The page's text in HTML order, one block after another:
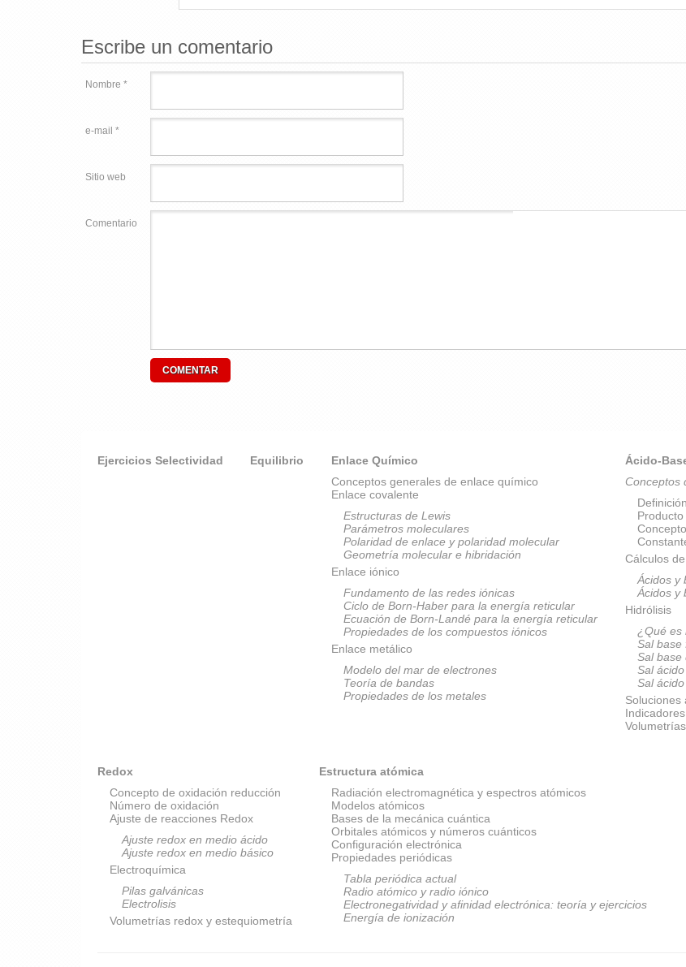
Escribe un comentario
Nombre *
e-mail *
Sitio web
Comentario
Ejercicios Selectividad Equilibrio
Enlace Químico
Conceptos generales de enlace químico
Enlace covalente
Estructuras de Lewis
Parámetros moleculares
Polaridad de enlace y polaridad molecular
Geometría molecular e hibridación
Enlace iónico
Fundamento de las redes iónicas
Ciclo de Born-Haber para la energía reticular
Ecuación de Born-Landé para la energía reticular
Propiedades de los compuestos iónicos
Enlace metálico
Modelo del mar de electrones
Teoría de bandas
Propiedades de los metales
Ácido-
Conceptos
Cálculos
Ácidos y
Ácidos y
Hidrólisis
¿Qué es
Sal base
Sal base
Sal
Sal
Soluciones
Redox
Concepto de oxidación reducción
Número de oxidación
Ajuste de reacciones Redox
Ajuste redox en medio ácido
Ajuste redox en medio básico
Electroquímica
Pilas galvánicas
Electrolisis
Volumetrías redox y estequiometría
Estructura atómica
Radiación electromagnética y espectros atómicos
Modelos atómicos
Bases de la mecánica cuántica
Orbitales atómicos y números cuánticos
Configuración electrónica
Propiedades periódicas
Tabla periódica actual
Radio atómico y radio iónico
Electronegatividad y afinidad electrónica: teoría y ejercicios
Energía de ionización